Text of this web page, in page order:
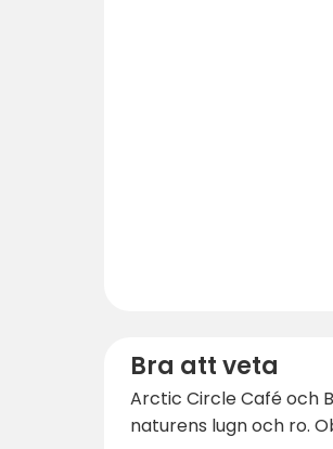
Bra att veta
Arctic Circle Café och
naturens lugn och ro.